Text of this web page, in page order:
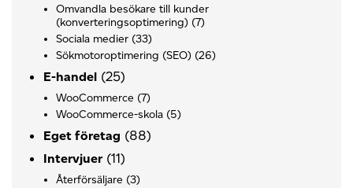
Omvandla besökare till kunder
(konverteringsoptimering) (7)
Sociala medier (33)
Sökmotoroptimering (SEO) (26)
E-handel (25)
WooCommerce (7)
WooCommerce-skola (5)
Eget företag (88)
Intervjuer (11)
Återförsäljare (3)